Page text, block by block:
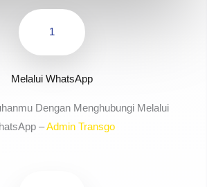
1
Melalui WhatsApp
Dengan Menghubungi Melalui
–Admin Transgo